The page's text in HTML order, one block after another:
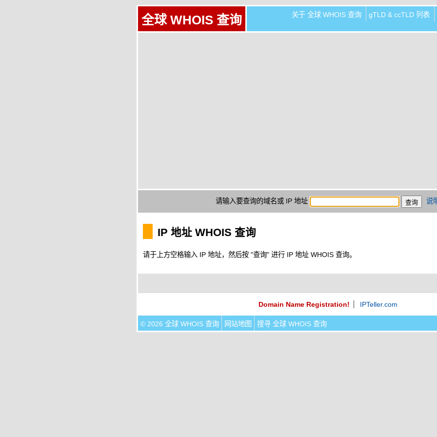
全球 WHOIS 查询 关于 全球 WHOIS 查询 gTLD & ccTLD 列表
请输入要查询的域名或 IP 地址 说
IP 地址 WHOIS 查询
请于上方空格输入 IP 地址，然后按 "查询" 进行 IP 地址 WHOIS 查询。
Domain Name Registration! IPTeller.com
© 2026 全球 WHOIS 查询 网站地图 搜寻 全球 WHOIS 查询